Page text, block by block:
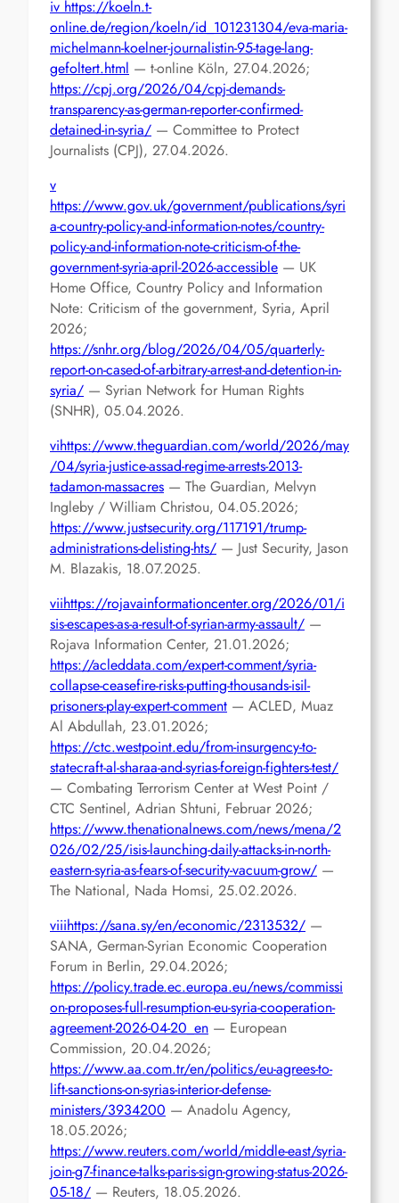
iv https://koeln.t-
online.de/region/koeln/id_101231304/eva-maria-
michelmann-koelner-journalistin-95-tage-lang-
gefoltert.html — t-online Köln, 27.04.2026;
https://cpj.org/2026/04/cpj-demands-
transparency-as-german-reporter-confirmed-
detained-in-syria/ — Committee to Protect
Journalists (CPJ), 27.04.2026.
v
https://www.gov.uk/government/publications/syri
a-country-policy-and-information-notes/country-
policy-and-information-note-criticism-of-the-
government-syria-april-2026-accessible — UK
Home Office, Country Policy and Information
Note: Criticism of the government, Syria, April
2026;
https://snhr.org/blog/2026/04/05/quarterly-
report-on-cased-of-arbitrary-arrest-and-detention-in-
syria/ — Syrian Network for Human Rights
(SNHR), 05.04.2026.
vihttps://www.theguardian.com/world/2026/may
/04/syria-justice-assad-regime-arrests-2013-
tadamon-massacres — The Guardian, Melvyn
Ingleby / William Christou, 04.05.2026;
https://www.justsecurity.org/117191/trump-
administrations-delisting-hts/ — Just Security, Jason
M. Blazakis, 18.07.2025.
viihttps://rojavainformationcenter.org/2026/01/i
sis-escapes-as-a-result-of-syrian-army-assault/ —
Rojava Information Center, 21.01.2026;
https://acleddata.com/expert-comment/syria-
collapse-ceasefire-risks-putting-thousands-isil-
prisoners-play-expert-comment — ACLED, Muaz
Al Abdullah, 23.01.2026;
https://ctc.westpoint.edu/from-insurgency-to-
statecraft-al-sharaa-and-syrias-foreign-fighters-test/
— Combating Terrorism Center at West Point /
CTC Sentinel, Adrian Shtuni, Februar 2026;
https://www.thenationalnews.com/news/mena/2
026/02/25/isis-launching-daily-attacks-in-north-
eastern-syria-as-fears-of-security-vacuum-grow/ —
The National, Nada Homsi, 25.02.2026.
viiihttps://sana.sy/en/economic/2313532/ —
SANA, German-Syrian Economic Cooperation
Forum in Berlin, 29.04.2026;
https://policy.trade.ec.europa.eu/news/commissi
on-proposes-full-resumption-eu-syria-cooperation-
agreement-2026-04-20_en — European
Commission, 20.04.2026;
https://www.aa.com.tr/en/politics/eu-agrees-to-
lift-sanctions-on-syrias-interior-defense-
ministers/3934200 — Anadolu Agency,
18.05.2026;
https://www.reuters.com/world/middle-east/syria-
join-g7-finance-talks-paris-sign-growing-status-2026-
05-18/ — Reuters, 18.05.2026.